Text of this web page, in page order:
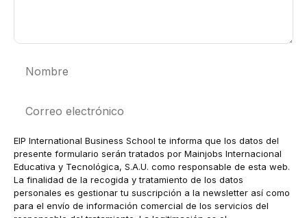
electrónico
EIP International Business School te informa que los datos del
presente formulario serán tratados por Mainjobs Internacional
Educativa y Tecnológica, S.A.U. como responsable de esta web.
La finalidad de la recogida y tratamiento de los datos
personales es gestionar tu suscripción a la newsletter así como
para el envío de información comercial de los servicios del